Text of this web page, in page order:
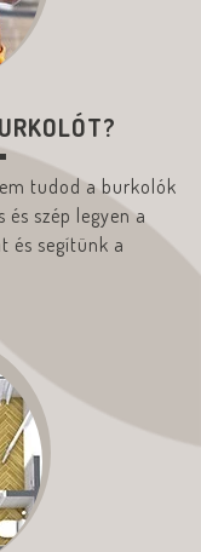
tudod a burkolók
szép legyen a
és segítünk a